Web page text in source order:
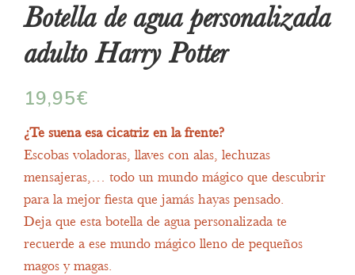
Botella de agua personalizada
adulto Harry Potter
19,95€
¿Te suena esa cicatriz en la frente?
Escobas voladoras, llaves con alas, lechuzas
mensajeras,… todo un mundo mágico que descubrir
para la mejor fiesta que jamás hayas pensado.
Deja que esta botella de agua personalizada te
recuerde a ese mundo mágico lleno de pequeños
magos y magas.